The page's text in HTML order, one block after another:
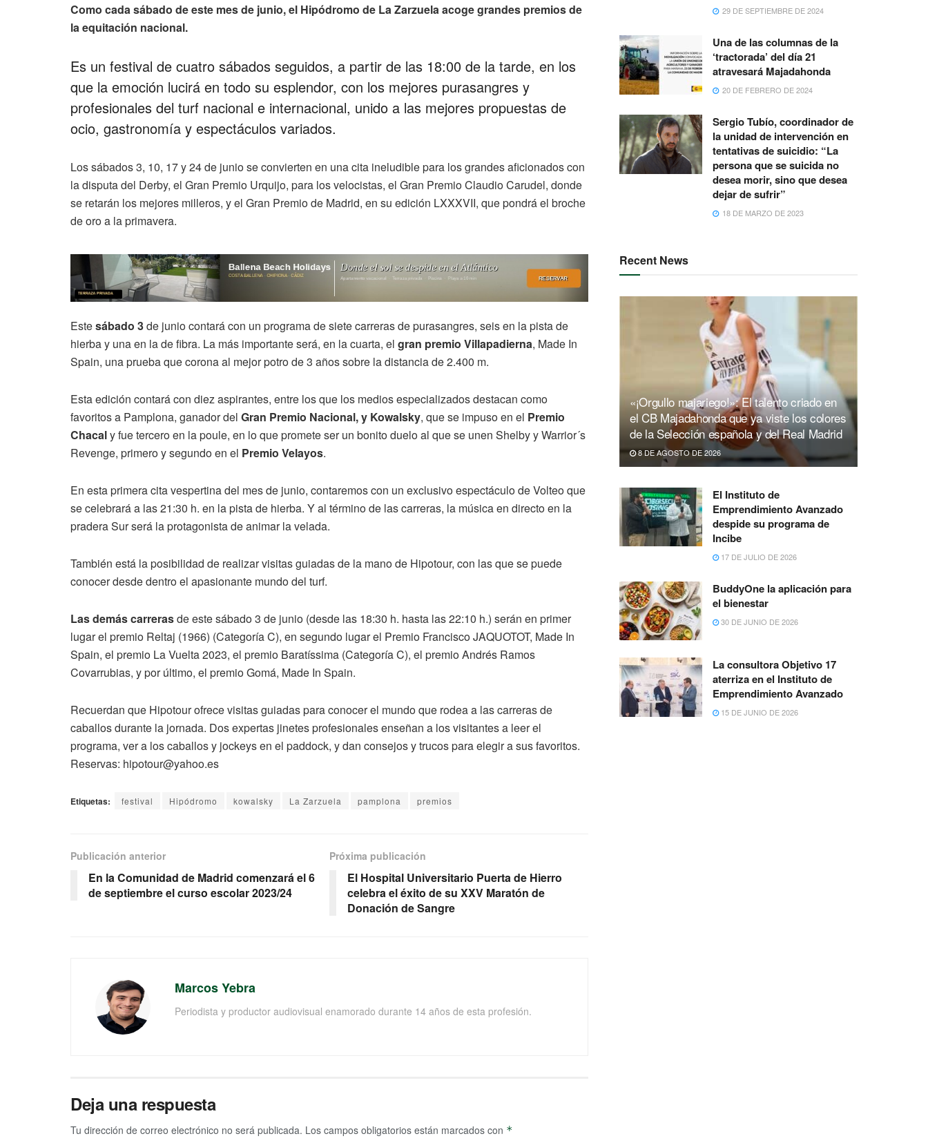
Como cada sábado de este mes de junio, el Hipódromo de La Zarzuela acoge grandes premios de
la equitación nacional.
Es un festival de cuatro sábados seguidos, a partir de las 18:00 de la tarde, en los
que la emoción lucirá en todo su esplendor, con los mejores purasangres y
profesionales del turf nacional e internacional, unido a las mejores propuestas de
ocio, gastronomía y espectáculos variados.
Los sábados 3, 10, 17 y 24 de junio se convierten en una cita ineludible para los grandes aficionados con
la disputa del Derby, el Gran Premio Urquijo, para los velocistas, el Gran Premio Claudio Carudel, donde
se retarán los mejores milleros, y el Gran Premio de Madrid, en su edición LXXXVII, que pondrá el broche
de oro a la primavera.
Estesábado 3de junio contará con un programa de siete carreras de purasangres, seis en la pista de
hierba y una en la de fibra. La más importante será, en la cuarta, el gran premio Villapadierna, Made In
Spain, una prueba que corona al mejor potro de 3 años sobre la distancia de 2.400 m.
Esta edición contará con diez aspirantes, entre los que los medios especializados destacan como
favoritos a Pamplona, ganador del Gran Premio Nacional, y Kowalsky, que se impuso en el Premio
Chacaly fue tercero en la poule, en lo que promete ser un bonito duelo al que se unen Shelby y Warrior´s
Revenge, primero y segundo en el Premio Velayos.
En esta primera cita vespertina del mes de junio, contaremos con un exclusivo espectáculo de Volteo que
se celebrará a las 21:30 h. en la pista de hierba. Y al término de las carreras, la música en directo en la
pradera Sur será la protagonista de animar la velada.
También está la posibilidad de realizar visitas guiadas de la mano de Hipotour, con las que se puede
conocer desde dentro el apasionante mundo del turf.
Las demás carrerasde este sábado 3 de junio (desde las 18:30 h. hasta las 22:10 h.) serán en primer
lugar el premio Reltaj (1966) (Categoría C), en segundo lugar el Premio Francisco JAQUOTOT, Made In
Spain, el premio La Vuelta 2023, el premio Baratíssima (Categoría C), el premio Andrés Ramos
Covarrubias, y por último, el premio Gomá, Made In Spain.
Recuerdan que Hipotour ofrece visitas guiadas para conocer el mundo que rodea a las carreras de
caballos durante la jornada. Dos expertas jinetes profesionales enseñan a los visitantes a leer el
programa, ver a los caballos y jockeys en el paddock, y dan consejos y trucos para elegir a sus favoritos.
Reservas: hipotour@yahoo.es
Etiquetas: festival Hipódromo kowalsky La Zarzuela pamplona premios
Publicación anterior
En la Comunidad de Madrid comenzará el 6
de septiembre el curso escolar 2023/24
Próxima publicación
El Hospital Universitario Puerta de Hierro
celebra el éxito de su XXV Maratón de
Donación de Sangre
Marcos Yebra
Periodista y productor audiovisual enamorado durante 14 años de esta profesión.
Deja una respuesta
Tu dirección de correo electrónico no será publicada. Los campos obligatorios están marcados con *
29 DE SEPTIEMBRE DE 2024
Una de las columnas de la
‘tractorada’ del día 21
atravesará Majadahonda
20 DE FEBRERO DE 2024
Sergio Tubío, coordinador de
la unidad de intervención en
tentativas de suicidio: “La
persona que se suicida no
desea morir, sino que desea
dejar de sufrir”
18 DE MARZO DE 2023
Recent News
«¡Orgullo majariego!»: El talento criado en
el CB Majadahonda que ya viste los colores
de la Selección española y del Real Madrid
8 DE AGOSTO DE 2026
El Instituto de
Emprendimiento Avanzado
despide su programa de
Incibe
17 DE JULIO DE 2026
BuddyOne la aplicación para
el bienestar
30 DE JUNIO DE 2026
La consultora Objetivo 17
aterriza en el Instituto de
Emprendimiento Avanzado
15 DE JUNIO DE 2026